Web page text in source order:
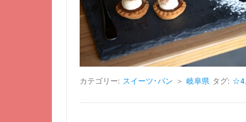
カテゴリー: スイーツ･パン ＞ 岐阜県 タグ: ☆4,